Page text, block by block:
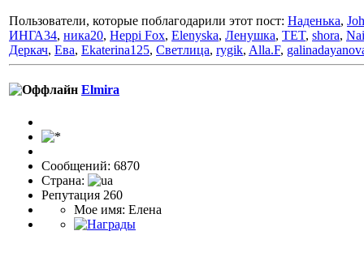
Пользователи, которые поблагодарили этот пост: Наденька,
ИНГА34, ника20, Heppi Fox, Elenyska, Ленушка, TET, shora,
Деркач, Ева, Ekaterina125, Светлица, rygik, Alla.F,
Elmira
Сообщений: 6870
Страна:
Репутация 260
Мое имя: Елена